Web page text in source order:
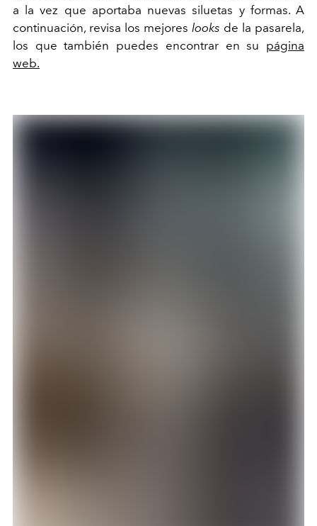
a la vez que aportaba nuevas siluetas y formas. A
continuación, revisa los mejores looks de la pasarela,
los que también puedes encontrar en su página
web.